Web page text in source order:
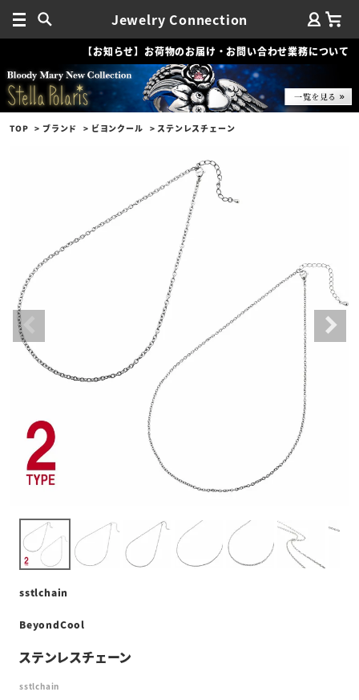
Jewelry Connection
【お知らせ】お荷物のお届け・お問い合わせ業務について
TOP ブランド ビヨンクール ステンレスチェーン
sstlchain
BeyondCool
ステンレスチェーン
sstlchain